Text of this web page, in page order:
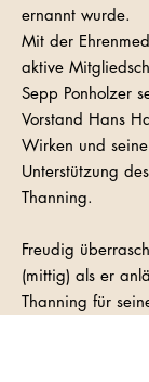
ernannt wurde.
Mit der
aktive
Sepp Ponholzer
Vorstand Hans
Wirken und
Unterstützung
Thanning.
Freudig
(mittig) als er
Thanning für